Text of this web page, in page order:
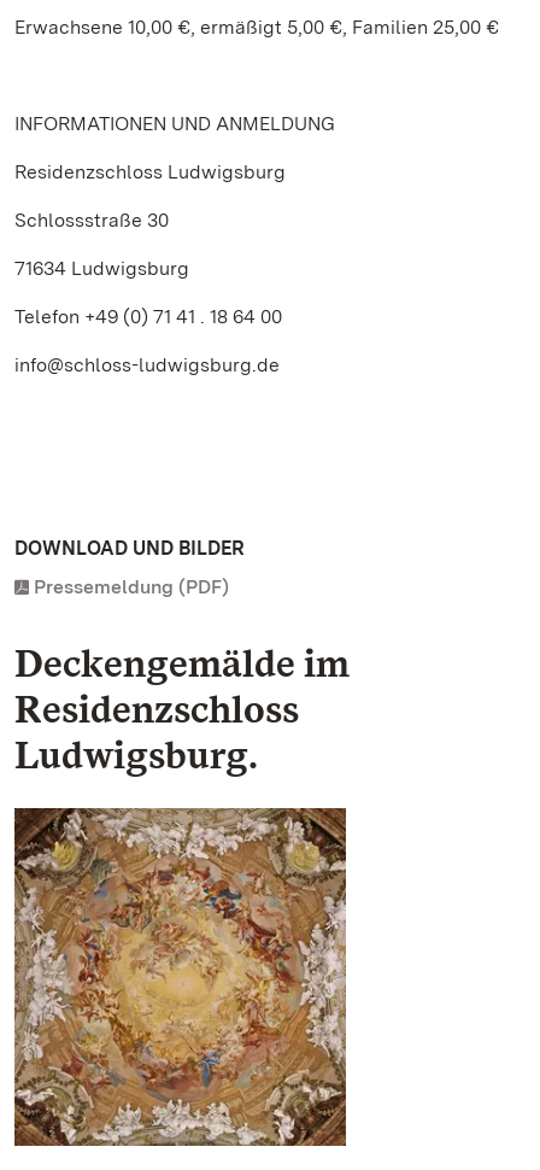
Erwachsene 10,00 €, ermäßigt 5,00 €, Familien 25,00 €
INFORMATIONEN UND ANMELDUNG
Residenzschloss Ludwigsburg
Schlossstraße 30
71634 Ludwigsburg
Telefon +49 (0) 71 41 . 18 64 00
info@schloss-ludwigsburg.de
DOWNLOAD UND BILDER
Pressemeldung (PDF)
Deckengemälde im
Residenzschloss
Ludwigsburg.